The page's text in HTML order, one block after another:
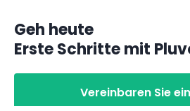
Geh heute
Erste Schritte mit
Vereinbaren Sie